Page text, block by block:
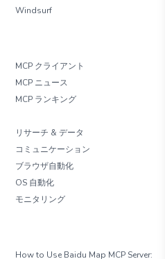
Windsurf
MCP クライアント
MCP ニュース
MCP ランキング
リサーチ & データ
コミュニケーション
ブラウザ自動化
OS 自動化
モニタリング
How to Use Baidu Map MCP Server: